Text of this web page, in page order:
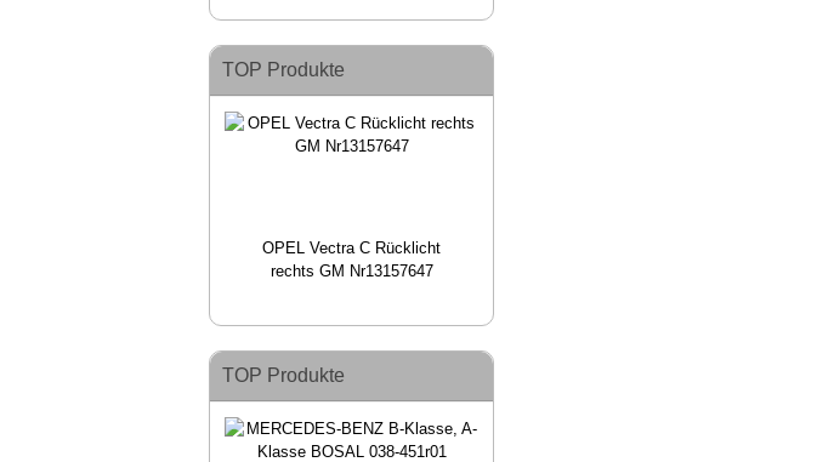
TOP Produkte
OPEL Vectra C Rücklicht
rechts GM Nr13157647
TOP Produkte